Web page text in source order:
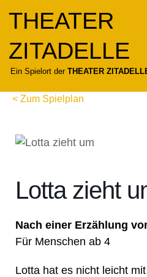
springen
THEATER
ZITADELLE
Ein Spielort derTHEATER
< Zum Spielplan
Lotta zieht
Nach einer Erzählung
Für Menschen ab 4
Lotta hat es nicht leicht